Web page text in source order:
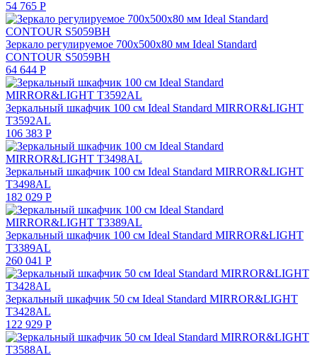
54 765 Р
Зеркало регулируемое 700x500x80 мм Ideal Standard
CONTOUR S5059BH
64 644 Р
Зеркальный шкафчик 100 см Ideal Standard MIRROR&LIGHT
T3592AL
106 383 Р
Зеркальный шкафчик 100 см Ideal Standard MIRROR&LIGHT
T3498AL
182 029 Р
Зеркальный шкафчик 100 см Ideal Standard MIRROR&LIGHT
T3389AL
260 041 Р
Зеркальный шкафчик 50 см Ideal Standard MIRROR&LIGHT
T3428AL
122 929 Р